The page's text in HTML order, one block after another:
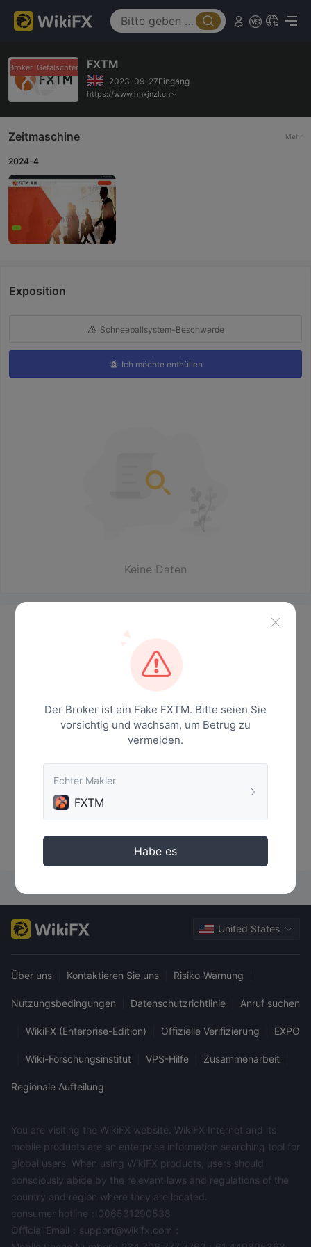
Broker Gefälschter BrokerFXTM
2023-09-27Eingang
https://www.hnxjnzl.cn
Zeitmaschine Mehr
2024-4
Exposition
Schneeballsystem-Beschwerde
Ich möchte enthüllen
Keine Daten
Keine Daten
Der Broker ist ein Fake FXTM. Bitte seien Sie
vorsichtig und wachsam, um Betrug zu
vermeiden.
Echter Makler
FXTM
Habe es
United States
Über uns Kontaktieren Sie uns Risiko-Warnung
Nutzungsbedingungen Datenschutzrichtlinie Anruf suchen
WikiFX (Enterprise-Edition) Offizielle Verifizierung EXPO
Wiki-Forschungsinstitut VPS-Hilfe Zusammenarbeit
Regionale Aufteilung
You are visiting the WikiFX website. WikiFX Internet and its
mobile products are an enterprise information searching tool for
global users. When using WikiFX products, users should
consciously abide by the relevant laws and regulations of the
country and region where they are located.
consumer hotline：006531290538
Official Email：support@wikifx.com；